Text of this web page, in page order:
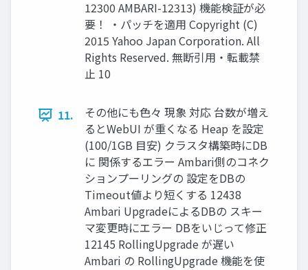
12300 AMBARI-12313) 機能検証が必
要！ ・パッチを適用 Copyright (C)
2015 Yahoo Japan Corporation. All
Rights Reserved. 無断引用・転載禁
止 10
11.
その他にも色々 現象 対応 台数が増え
るとWebUI が重くなる Heap を設定
(100/1GB 目安) クラスタ構築時にDB
に 関係するエラー Ambari側のコネク
ションプーリングの 設定をDBの
Timeout値より短くする 12438
Ambari UpgradeによるDBの スキー
マ変更時にエラー DBをいじって修正
12145 RollingUpgrade が遅い
Ambari の RollingUpgrade 機能を使